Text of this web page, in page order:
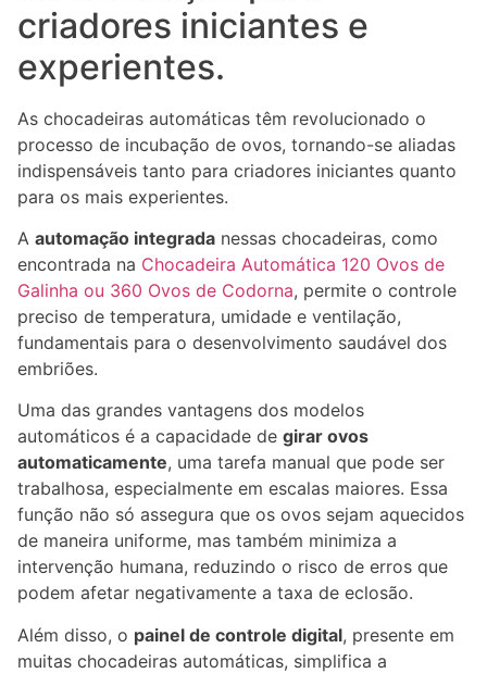
criadores iniciantes e
experientes.
As chocadeiras automáticas têm revolucionado o
processo de incubação de ovos, tornando-se aliadas
indispensáveis tanto para criadores iniciantes quanto
para os mais experientes.
A automação integrada nessas chocadeiras, como
encontrada na Chocadeira Automática 120 Ovos de
Galinha ou 360 Ovos de Codorna, permite o controle
preciso de temperatura, umidade e ventilação,
fundamentais para o desenvolvimento saudável dos
embriões.
Uma das grandes vantagens dos modelos
automáticos é a capacidade de girar ovos
automaticamente, uma tarefa manual que pode ser
trabalhosa, especialmente em escalas maiores. Essa
função não só assegura que os ovos sejam aquecidos
de maneira uniforme, mas também minimiza a
intervenção humana, reduzindo o risco de erros que
podem afetar negativamente a taxa de eclosão.
Além disso, o painel de controle digital, presente em
muitas chocadeiras automáticas, simplifica a